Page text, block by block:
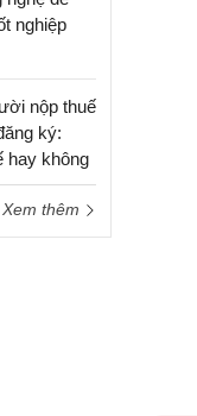
nghiệp
nộp thuế
ký:
hay không
Xem thêm